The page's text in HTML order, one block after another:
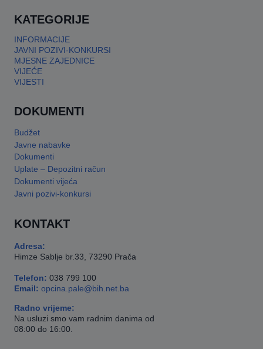
KATEGORIJE
INFORMACIJE
JAVNI POZIVI-KONKURSI
MJESNE ZAJEDNICE
VIJEĆE
VIJESTI
DOKUMENTI
Budžet
Javne nabavke
Dokumenti
Uplate – Depozitni račun
Dokumenti vijeća
Javni pozivi-konkursi
KONTAKT
Adresa:
Himze Sablje br.33, 73290 Prača
Telefon: 038 799 100
Email: opcina.pale@bih.net.ba
Radno vrijeme:
Na usluzi smo vam radnim danima od
08:00 do 16:00.